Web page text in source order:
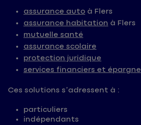
assurance auto à Flers
assurance habitation à Flers
mutuelle santé
assurance scolaire
protection juridique
services financiers et épargne
Ces solutions s’adressent à :
particuliers
indépendants